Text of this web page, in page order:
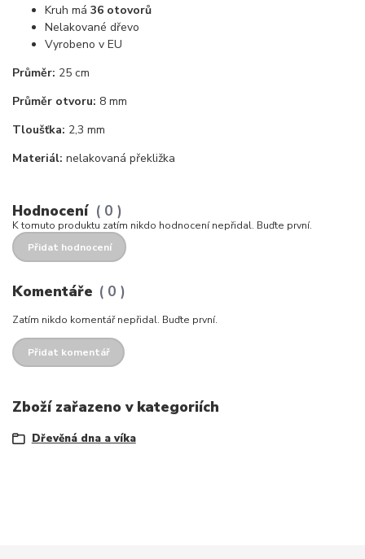
Kruh má 36 otovorů
Nelakované dřevo
Vyrobeno v EU
Průměr: 25 cm
Průměr otvoru: 8 mm
Tloušťka: 2,3 mm
Materiál: nelakovaná překližka
Hodnocení 0
K tomuto produktu zatím nikdo hodnocení nepřidal. Buďte první.
Přidat hodnocení
Komentáře 0
Zatím nikdo komentář nepřidal. Buďte první.
Přidat komentář
Zboží zařazeno v kategoriích
Dřevěná dna a víka